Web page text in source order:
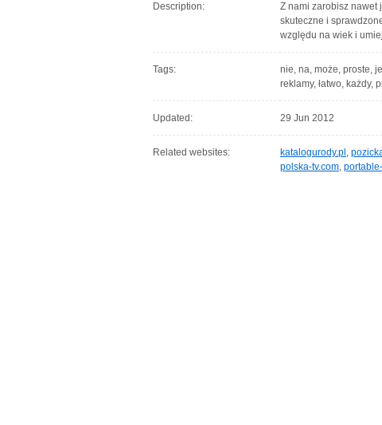
Description:
Z nami zarobisz nawet
skuteczne i
względu na wiek i
Tags:
nie, na, może, proste,
reklamy, łatwo, każdy,
Updated: 29 Jun 2012
Related websites: katalogurody.pl ,
polska-tv.com,